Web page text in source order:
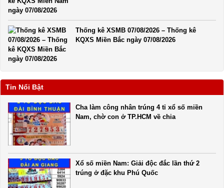
Thống kê XSMB 07/08/2026 – Thống kê
KQXS Miền Bắc ngày 07/08/2026
Tin Nổi Bật
Cha làm công nhân trúng 4 tỉ xổ số miền
Nam, chờ con ở TP.HCM về chia
Xổ số miền Nam: Giải độc đắc lần thứ 2
trúng ở đặc khu Phú Quốc